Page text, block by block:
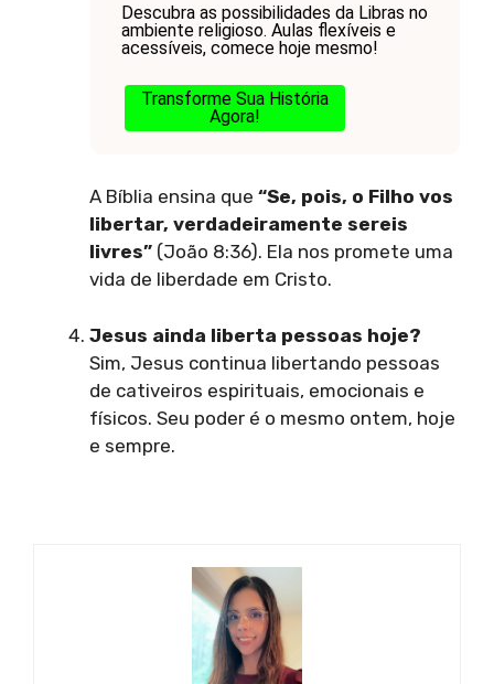
Descubra as possibilidades da Libras no
ambiente religioso. Aulas flexíveis e
acessíveis, comece hoje mesmo!
Transforme Sua História
Agora!
A Bíblia ensina que “Se, pois, o Filho vos
libertar, verdadeiramente sereis
livres” (João 8:36). Ela nos promete uma
vida de liberdade em Cristo.
Jesus ainda liberta pessoas hoje?
Sim, Jesus continua libertando pessoas
de cativeiros espirituais, emocionais e
físicos. Seu poder é o mesmo ontem, hoje
e sempre.